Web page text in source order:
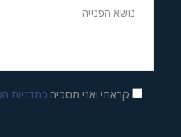
קראתי ואני מסכים למדניות